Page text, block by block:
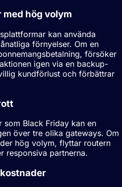
hög volym
kan använda
förnyelser. Om en
försöker
igen via en backup-
kundförlust och förbättrar
som Black Friday kan en
över tre olika gateways. Om
hög volym, flyttar routern
responsiva partnerna.